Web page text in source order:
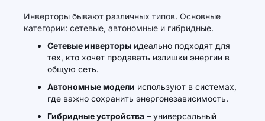
Инверторы бывают различных типов. Основные
категории: сетевые, автономные и гибридные.
Сетевые инверторы идеально подходят для
тех, кто хочет продавать излишки энергии в
общую сеть.
Автономные модели используют в системах,
где важно сохранить энергонезависимость.
Гибридные устройства – универсальный